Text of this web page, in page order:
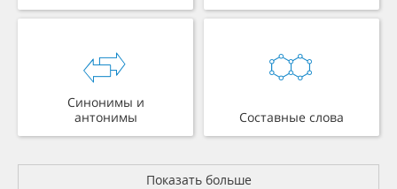
Синонимы и
антонимы
Составные слова
Показать больше